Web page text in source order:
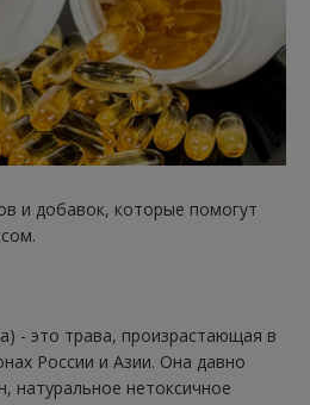
и добавок, которые помогут
- это трава, произрастающая в
России и Азии. Она давно
натуральное нетоксичное